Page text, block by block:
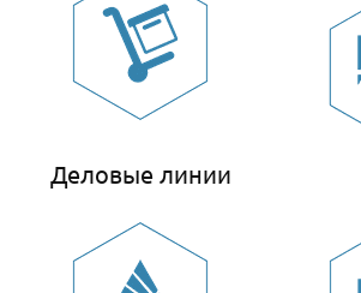
Деловые линии